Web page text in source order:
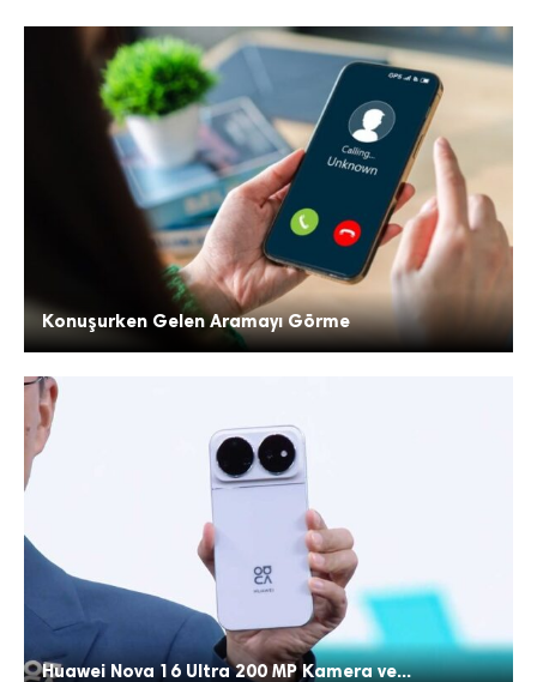
Konuşurken Gelen Aramayı Görme
Huawei Nova 16 Ultra 200 MP Kamera ve...